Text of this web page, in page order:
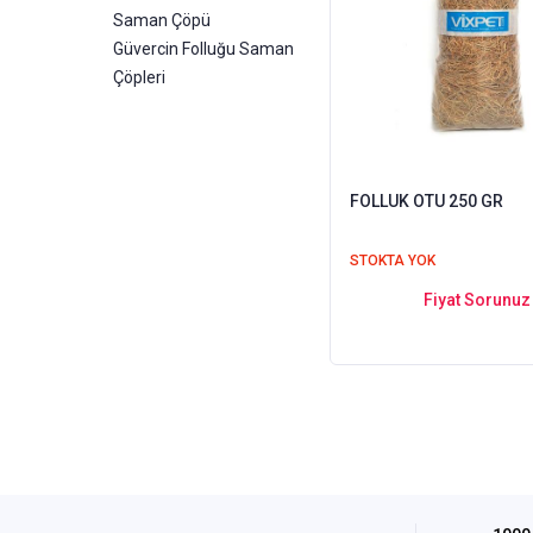
Saman Çöpü
Güvercin Folluğu Saman
Çöpleri
FOLLUK OTU 250 GR
STOKTA YOK
Fiyat Sorunuz